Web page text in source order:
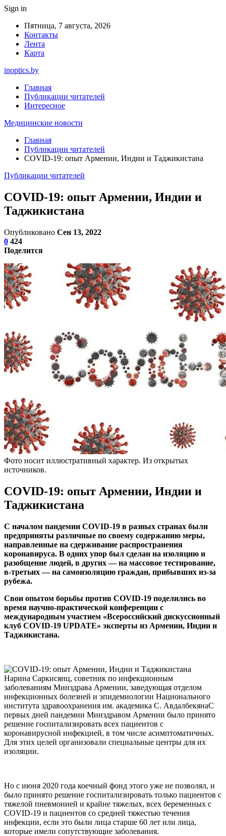
Sign in
Пятница, 7 августа, 2026
Контакты
Лента
Карта
inoptics.by
Главная
Публикации читателей
Интересное
Медицинские новости
Главная
Публикации читателей
COVID-19: опыт Армении, Индии и Таджикистана
Публикации читателей
COVID-19: опыт Армении, Индии и
Таджикистана
Опубликовано Сен 13, 2022
0 424
Поделится
Фото носит иллюстративный характер. Из открытых
источников.
COVID-19: опыт Армении, Индии и
Таджикистана
С началом пандемии COVID-19 в разных странах были
предприняты различные по своему содержанию меры,
направленные на сдерживание распространения
коронавируса. В одних упор был сделан на изоляцию и
разобщение людей, в других — на массовое тестирование,
в-третьих — на самоизоляцию граждан, прибывших из-за
рубежа.
Свои опытом борьбы против COVID-19 поделились во
время научно-практической конференции с
международным участием «Всероссийский дискуссионный
клуб COVID-19 UPDATE» эксперты из Армении, Индии и
Таджикистана.
Нарина Саркисянц, советник по инфекционным
заболеваниям Минздрава Армении, заведующая отделом
инфекционных болезней и эпидемиологии Национального
института здравоохранения им. академика С. АвдалбекянаС
первых дней пандемии Минздравом Армении было принято
решение госпитализировать всех пациентов с
коронавирусной инфекцией, в том числе асимптоматичных.
Для этих целей организовали специальные центры для их
изоляции.
Но с июня 2020 года коечный фонд этого уже не позволял, и
было принято решение госпитализировать только пациентов с
тяжелой пневмонией и крайне тяжелых, всех беременных с
COVID-19 и пациентов со средней тяжестью течения
инфекции, если это были лица старше 60 лет или лица,
которые имели сопутствующие заболевания.